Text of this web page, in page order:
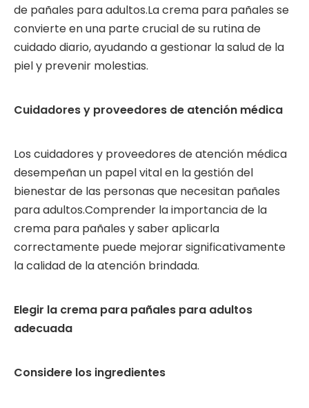
de pañales para adultos.La crema para pañales se
convierte en una parte crucial de su rutina de
cuidado diario, ayudando a gestionar la salud de la
piel y prevenir molestias.
Cuidadores y proveedores de atención médica
Los cuidadores y proveedores de atención médica
desempeñan un papel vital en la gestión del
bienestar de las personas que necesitan pañales
para adultos.Comprender la importancia de la
crema para pañales y saber aplicarla
correctamente puede mejorar significativamente
la calidad de la atención brindada.
Elegir la crema para pañales para adultos
adecuada
Considere los ingredientes